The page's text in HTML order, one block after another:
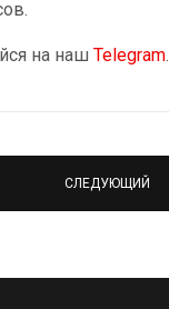
на наш Telegram.
СЛЕДУЮЩИЙ